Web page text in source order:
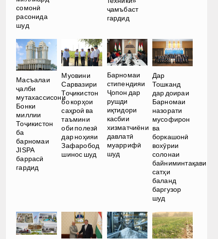
сомонӣ
расонида
шуд
ҷамъбаст
гардид
Масъалаи
ҷалби
мутахассисони
Бонки
миллии
Тоҷикистон
ба
барномаи
JISPA
баррасӣ
гардид
Муовини
Сарвазири
Тоҷикистон
бо корҳои
саҳроӣ ва
таъмини
оби полезӣ
дар ноҳияи
Зафаробод
шинос шуд
Барномаи
стипендияи
Ҷопон дар
рушди
иқтидори
касбии
хизматчиёни
давлатӣ
муаррифӣ
шуд
Дар
Тошканд
дар доираи
Барномаи
назорати
мусофирон
ва
боркашонӣ
вохӯрии
солонаи
байниминтақавии
сатҳи
баланд
баргузор
шуд